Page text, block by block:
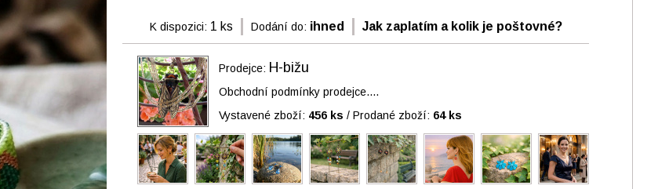
K dispozici: 1 ks Dodání do: ihned Jak zaplatím a kolik je poštovné?
Prodejce: H-bižu
Obchodní podmínky prodejce....
Vystavené zboží: 456 ks / Prodané zboží: 64 ks